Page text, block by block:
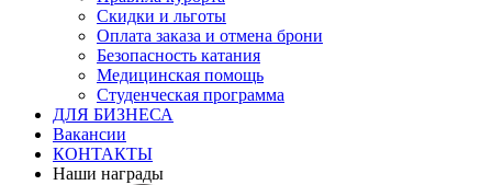
Скидки и льготы
Оплата заказа и отмена брони
Безопасность катания
Медицинская помощь
Студенческая программа
ДЛЯ БИЗНЕСА
Вакансии
КОНТАКТЫ
Наши награды